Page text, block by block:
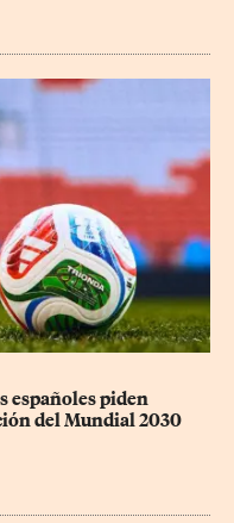
españoles piden
del Mundial 2030